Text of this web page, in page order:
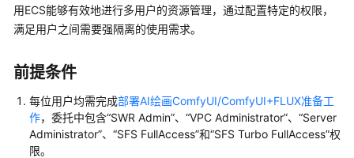
计
费
快
速
入
门
用ECS能够有效地进行多用户的资源管理，通过配置特定的权限，
满足用户之间需要强隔离的使用需求。
前提条件
每位用户均需完成部署AI绘画ComfyUI/ComfyUI+FLUX准备工
作，委托中包含“SWR Admin”、“VPC Administrator”、“Server
Administrator”、“SFS FullAccess”和“SFS Turbo FullAccess”权
限。